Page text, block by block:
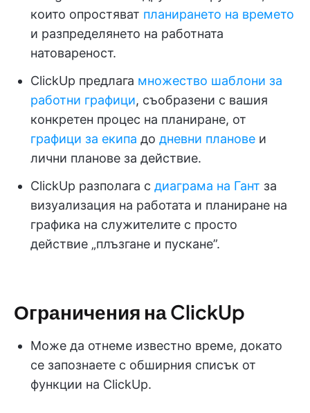
които опростяват планирането на времето
и разпределянето на работната
натовареност.
ClickUp предлага множество шаблони за
работни графици, съобразени с вашия
конкретен процес на планиране, от
графици за екипа до дневни планове и
лични планове за действие.
ClickUp разполага с диаграма на Гант за
визуализация на работата и планиране на
графика на служителите с просто
действие „плъзгане и пускане”.
Ограничения на ClickUp
Може да отнеме известно време, докато
се запознаете с обширния списък от
функции на ClickUp.